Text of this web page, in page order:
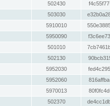
502430
503030
5910010
5950090
501010
502130
5952030
5952060
5970013
502370